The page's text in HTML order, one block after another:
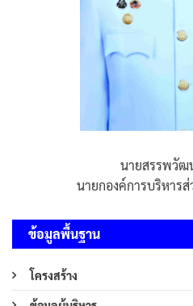
นายสรรพวัฒ
นายกองค์การบริหาร
ข้อมูลพื้นฐาน
โครงสร้าง